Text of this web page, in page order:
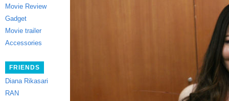
Movie Review
Gadget
Movie trailer
Accessories
FRIENDS
Diana Rikasari
RAN